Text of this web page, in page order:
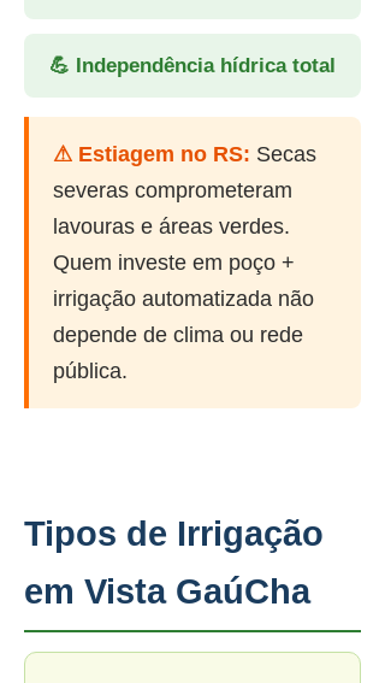
💪 Independência hídrica total
⚠ Estiagem no RS: Secas
severas comprometeram
lavouras e áreas verdes.
Quem investe em poço +
irrigação automatizada não
depende de clima ou rede
pública.
Tipos de Irrigação
em Vista GaúCha